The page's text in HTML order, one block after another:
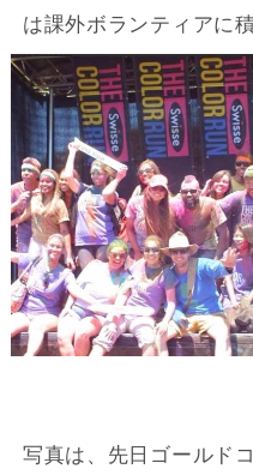
は課外ボランティアに
写真は、先日ゴールド